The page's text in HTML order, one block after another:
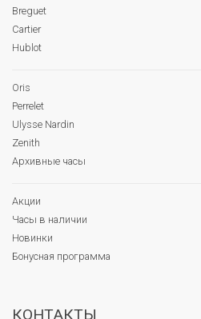
Breguet
Cartier
Hublot
Oris
Perrelet
Ulysse Nardin
Zenith
Архивные часы
Акции
Часы в наличии
Новинки
Бонусная программа
КОНТАКТЫ